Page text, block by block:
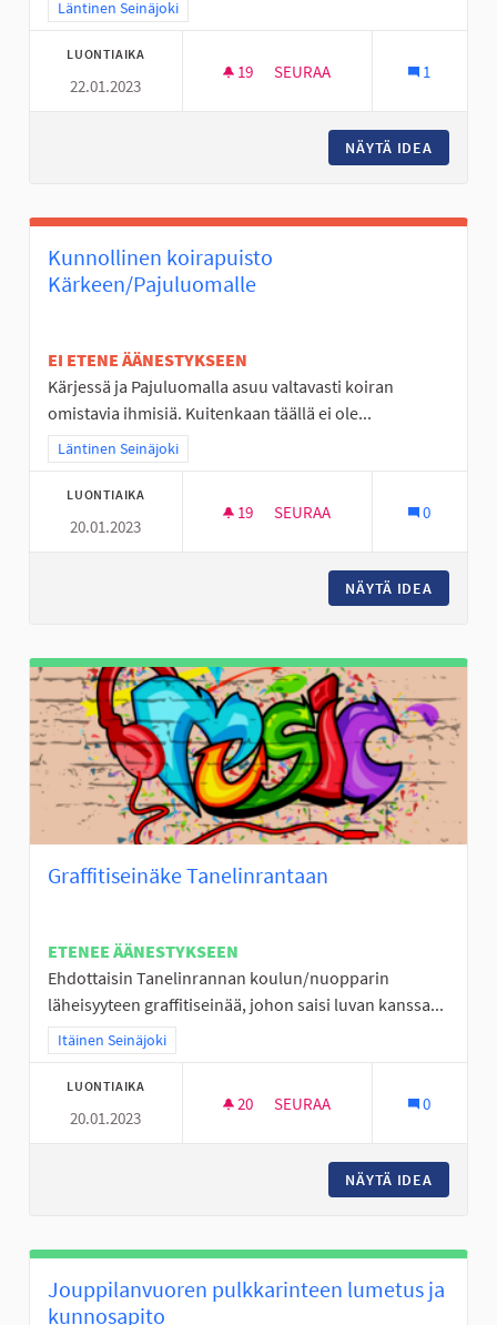
Rajaa tulokset teeman mukaan: Läntinen Seinäjoki
Läntinen Seinäjoki
LUONTIAIKA
22.01.2023
19 19 SEURAAJAA
SEURAA 1
NÄYTÄ IDEA
Kunnollinen koirapuisto
Kärkeen/Pajuluomalle
EI ETENE ÄÄNESTYKSEEN
Kärjessä ja Pajuluomalla asuu valtavasti koiran
omistavia ihmisiä. Kuitenkaan täällä ei ole...
Rajaa tulokset teeman mukaan: Läntinen Seinäjoki
Läntinen Seinäjoki
LUONTIAIKA
20.01.2023
19 19 SEURAAJAA
SEURAA 0
NÄYTÄ IDEA
Graffitiseinäke Tanelinrantaan
ETENEE ÄÄNESTYKSEEN
Ehdottaisin Tanelinrannan koulun/nuopparin
läheisyyteen graffitiseinää, johon saisi luvan kanssa...
Rajaa tulokset teeman mukaan: Itäinen Seinäjoki
Itäinen Seinäjoki
LUONTIAIKA
20.01.2023
20 20 SEURAAJAA
SEURAA 0
NÄYTÄ IDEA
Jouppilanvuoren pulkkarinteen lumetus ja
kunnosapito